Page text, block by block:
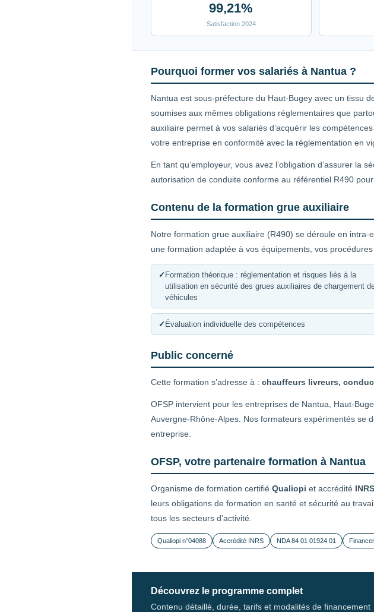
99,21%
Satisfaction 2024
Pourquoi former vos salariés à Nantua ?
Nantua est sous-préfecture du Haut-Bugey avec un tissu
soumises aux mêmes obligations réglementaires que
auxiliaire permet à vos salariés d’acquérir les
votre entreprise en conformité avec la réglementation en
En tant qu’employeur, vous avez l’obligation d’assurer
autorisation de conduite conforme au référentiel R490
Contenu de la formation grue auxiliaire
Notre formation grue auxiliaire (R490) se déroule en
une formation adaptée à vos équipements, vos
✓ Formation théorique : réglementation et risques liés à la
utilisation en sécurité des grues auxiliaires de chargement
véhicules
✓ Évaluation individuelle des compétences
Public concerné
Cette formation s’adresse à : chauffeurs livreurs,
OFSP intervient pour les entreprises de Nantua, Haut-
Auvergne-Rhône-Alpes. Nos formateurs expérimentés se
entreprise.
OFSP, votre partenaire formation à Nantua
Organisme de formation certifié Qualiopi et accrédité INRS
leurs obligations de formation en santé et sécurité au
tous les secteurs d’activité.
Qualiopi n°04088 Accrédité INRS NDA 84 01 01924 01
Découvrez le programme complet
Contenu détaillé, durée, tarifs et modalités de financement